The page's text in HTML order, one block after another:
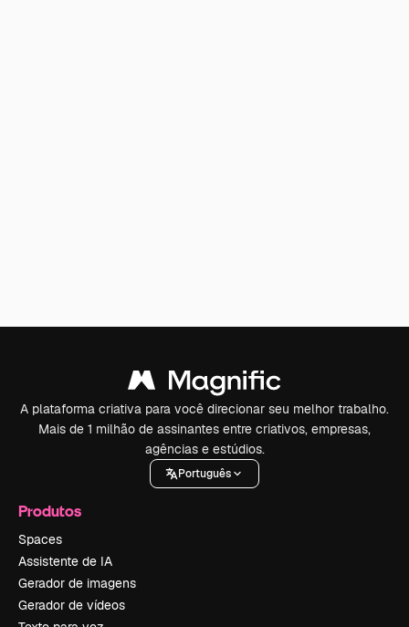
A plataforma criativa para você direcionar seu melhor trabalho.
Mais de 1 milhão de assinantes entre criativos, empresas,
agências e estúdios.
Português
Produtos
Spaces
Assistente de IA
Gerador de imagens
Gerador de vídeos